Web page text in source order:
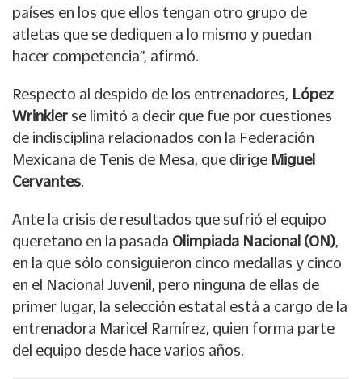
países en los que ellos tengan otro grupo de
atletas que se dediquen a lo mismo y puedan
hacer competencia”, afirmó.
Respecto al despido de los entrenadores, López
Wrinkler se limitó a decir que fue por cuestiones
de indisciplina relacionados con la Federación
Mexicana de Tenis de Mesa, que dirige Miguel
Cervantes.
Ante la crisis de resultados que sufrió el equipo
queretano en la pasada Olimpiada Nacional (ON),
en la que sólo consiguieron cinco medallas y cinco
en el Nacional Juvenil, pero ninguna de ellas de
primer lugar, la selección estatal está a cargo de la
entrenadora Maricel Ramírez, quien forma parte
del equipo desde hace varios años.